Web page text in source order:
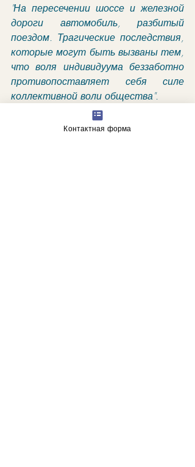
"На пересечении шоссе и железной
дороги автомобиль, разбитый
поездом. Трагические последствия,
которые могут быть вызваны тем,
что воля индивидуума беззаботно
противопоставляет себя силе
коллективной воли общества".
астрологические прогнозы
Контактная форма